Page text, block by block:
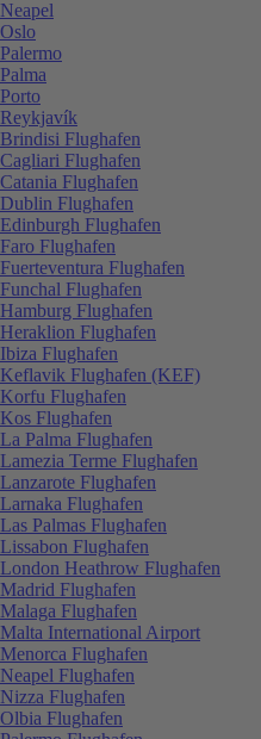
Neapel
Oslo
Palermo
Palma
Porto
Reykjavík
Brindisi Flughafen
Cagliari Flughafen
Catania Flughafen
Dublin Flughafen
Edinburgh Flughafen
Faro Flughafen
Fuerteventura Flughafen
Funchal Flughafen
Hamburg Flughafen
Heraklion Flughafen
Ibiza Flughafen
Keflavik Flughafen (KEF)
Korfu Flughafen
Kos Flughafen
La Palma Flughafen
Lamezia Terme Flughafen
Lanzarote Flughafen
Larnaka Flughafen
Las Palmas Flughafen
Lissabon Flughafen
London Heathrow Flughafen
Madrid Flughafen
Malaga Flughafen
Malta International Airport
Menorca Flughafen
Neapel Flughafen
Nizza Flughafen
Olbia Flughafen